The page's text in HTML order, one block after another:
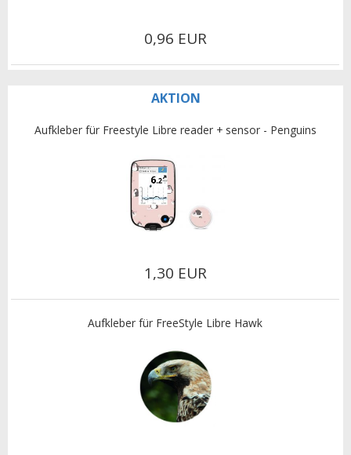
0,96 EUR
AKTION
Aufkleber für Freestyle Libre reader + sensor - Penguins
1,30 EUR
Aufkleber für FreeStyle Libre Hawk